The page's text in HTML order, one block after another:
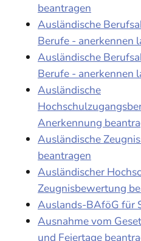
beantragen
Ausländische
Berufe - anerkennen
Ausländische
Berufe - anerkennen
Ausländische
Anerkennung
Ausländische
beantragen
Ausländischer
Zeugnisbewertung
Auslands-BAföG für
Ausnahme vom
und Feiertage